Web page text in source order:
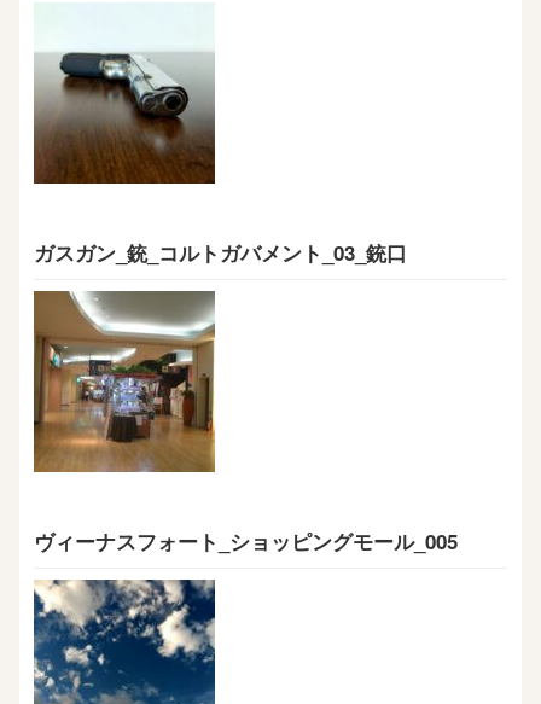
ガスガン_銃_コルトガバメント_03_銃口
ヴィーナスフォート_ショッピングモール_005